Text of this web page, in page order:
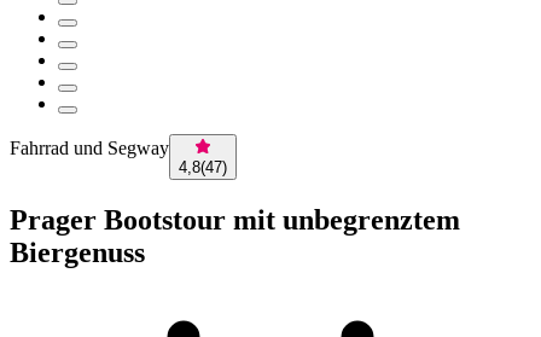
Fahrrad und Segway
4,8(47)
Prager Bootstour mit unbegrenztem
Biergenuss